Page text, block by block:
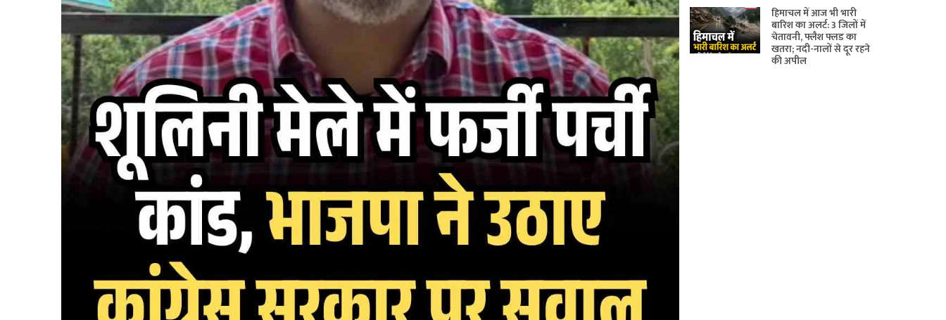
हिमाचल में आज भी भारी
बारिश का अलर्ट: 3 जिलों में
चेतावनी, फ्लैश फ्लड का
खतरा; नदी-नालों से दूर रहने
की अपील